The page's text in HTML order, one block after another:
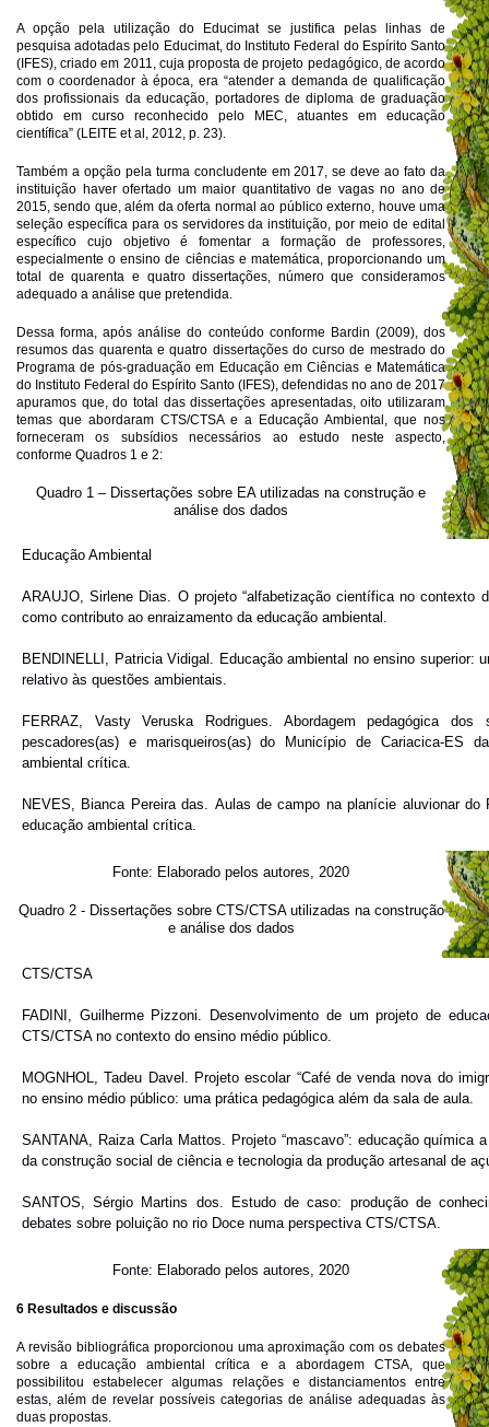
A opção pela utilização do Educimat se justifica pelas linhas de
pesquisa adotadas pelo Educimat, do Instituto Federal do Espírito Santo
(IFES), criado em 2011, cuja proposta de projeto pedagógico, de acordo
com o coordenador à época, era “atender a demanda de qualificação
dos profissionais da educação, portadores de diploma de graduação
obtido em curso reconhecido pelo MEC, atuantes em educação
científica” (LEITE et al, 2012, p. 23).
Também a opção pela turma concludente em 2017, se deve ao fato da
instituição haver ofertado um maior quantitativo de vagas no ano de
2015, sendo que, além da oferta normal ao público externo, houve uma
seleção específica para os servidores da instituição, por meio de edital
específico cujo objetivo é fomentar a formação de professores,
especialmente o ensino de ciências e matemática, proporcionando um
total de quarenta e quatro dissertações, número que consideramos
adequado a análise que pretendida.
Dessa forma, após análise do conteúdo conforme Bardin (2009), dos
resumos das quarenta e quatro dissertações do curso de mestrado do
Programa de pós-graduação em Educação em Ciências e Matemática
do Instituto Federal do Espírito Santo (IFES), defendidas no ano de 2017
apuramos que, do total das dissertações apresentadas, oito utilizaram
temas que abordaram CTS/CTSA e a Educação Ambiental, que nos
forneceram os subsídios necessários ao estudo neste aspecto,
conforme Quadros 1 e 2:
Quadro 1 – Dissertações sobre EA utilizadas na construção e
análise dos dados
Educação Ambiental
ARAUJO, Sirlene Dias. O projeto “alfabetização científica no contexto
como contributo ao enraizamento da educação ambiental .
BENDINELLI, Patricia Vidigal. Educação ambiental no ensino superior:
relativo às questões ambientais.
FERRAZ, Vasty Veruska Rodrigues. Abordagem pedagógica dos
pescadores(as) e marisqueiros(as) do Município de Cariacica-ES
ambiental crítica.
NEVES, Bianca Pereira das. Aulas de campo na planície aluvionar do
educação ambiental crítica.
Fonte: Elaborado pelos autores, 2020
Quadro 2 - Dissertações sobre CTS/CTSA utilizadas na construção
e análise dos dados
CTS/CTSA
FADINI, Guilherme Pizzoni.
Desenvolvimento de um projeto de
CTS/CTSA no contexto do ensino médio público.
MOGNHOL, Tadeu Davel. Projeto escolar “Café de venda nova do
no ensino médio público: uma prática pedagógica além da sala de aula.
SANTANA, Raiza Carla Mattos. Projeto “mascavo”: educação química
da construção social de ciência e tecnologia da produção artesanal de
SANTOS, Sérgio Martins dos. Estudo de caso: produção de
debates sobre poluição no rio Doce numa perspectiva CTS/CTSA.
Fonte: Elaborado pelos autores, 2020
6 Resultados e discussão
A revisão bibliográfica proporcionou uma aproximação com os debates
sobre a educação ambiental crítica e a abordagem CTSA, que
possibilitou estabelecer algumas relações e distanciamentos entre
estas, além de revelar possíveis categorias de análise adequadas às
duas propostas.